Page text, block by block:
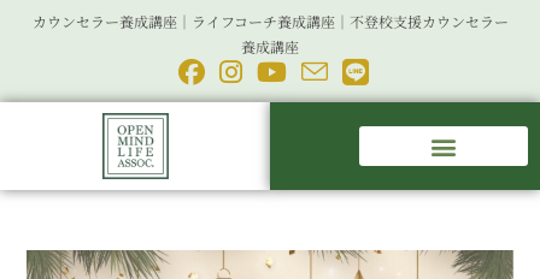
カウンセラー養成講座｜ライフコーチ養成講座｜不登校支援カウンセラー
養成講座